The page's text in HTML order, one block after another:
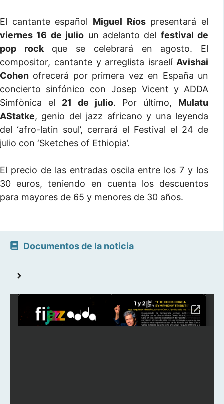
El cantante español Miguel Ríospresentará el
viernes 16 de julio un adelanto del festival de
pop rockque se celebrará en agosto. El
compositor, cantante y arreglista israelí Avishai
Cohen ofrecerá por primera vez en España un
concierto sinfónico con Josep Vicent y ADDA
Simfònica el 21 de julio. Por último, Mulatu
AStatke, genio del jazz africano y una leyenda
del ‘afro-latin soul’, cerrará el Festival el 24 de
julio con ‘Sketches of Ethiopia’.
El precio de las entradas oscila entre los 7 y los
30 euros, teniendo en cuenta los descuentos
para mayores de 65 y menores de 30 años.
Documentos de la noticia